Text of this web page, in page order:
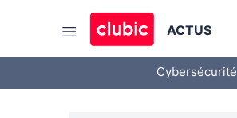
ACTUS
Cybersécurité